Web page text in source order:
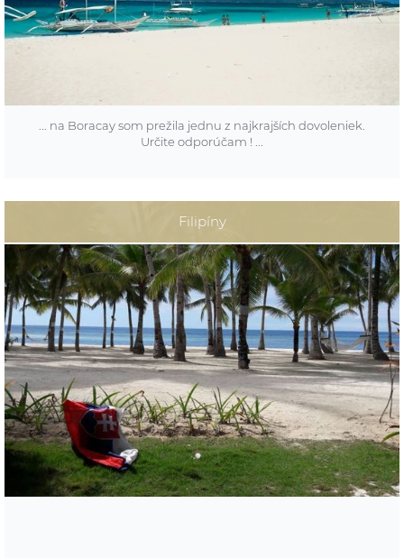
naplánovania itineráru našej cesty až po realizáciu celého
time managementu. Všetko prebehlo hladko, aj napriek
spomienok. Boracay bol úžasný... tešíme sa na ďalšiu
spoluprácu. Určite sa ozveme... veľa spokojných klientov...
ODPOVEĎ:
... na Boracay som prežila jednu z najkrajších dovoleniek.
Určite odporúčam ! ...
Astoria Boracay
TERMÍN:
február 2016
KLIENT:
Andrea a Martina, Bratislava
RECENZIA:
Pred týždňom sme sa vrátili z dovolenky na ostrove Boracay.
Rezort Astoria je umiestnený priamo na prekrásnej bielej pláži
s nádherne sfarbeným morom. Bar a reštaurácia sa
nachádzajú len pár metrov od pláže a priateľskí, stále usmiati
zamestnanci nám splnili každé prianie. Izba bola veľmi
priestranná s moderným dizajnom. Na Boracay som prežila
jednu z najkrajších dovoleniek. Určite odporúčam !
Filipíny